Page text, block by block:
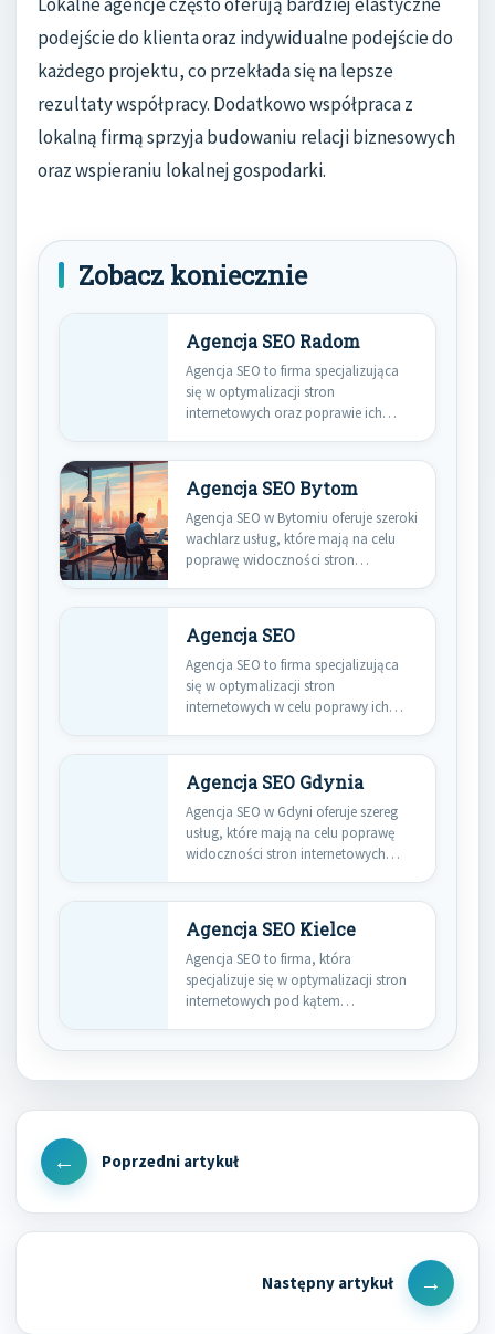
podejście do klienta oraz indywidualne podejście do
każdego projektu, co przekłada się na lepsze
rezultaty współpracy. Dodatkowo współpraca z
lokalną firmą sprzyja budowaniu relacji biznesowych
oraz wspieraniu lokalnej gospodarki.
Zobacz koniecznie
Agencja SEO Radom
Agencja SEO to firma specjalizująca
się w optymalizacji stron
internetowych oraz poprawie ich
Agencja SEO Bytom
Agencja SEO w Bytomiu oferuje szeroki
wachlarz usług, które mają na celu
poprawę widoczności stron…
Agencja SEO
Agencja SEO to firma specjalizująca
się w optymalizacji stron
internetowych w celu poprawy ich
Agencja SEO Gdynia
Agencja SEO w Gdyni oferuje szereg
usług, które mają na celu poprawę
widoczności stron internetowych…
Agencja SEO Kielce
Agencja SEO to firma, która
specjalizuje się w optymalizacji stron
internetowych pod kątem
Nawigacja
wpisu
Previous
Next
Post